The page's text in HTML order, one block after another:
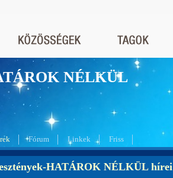
NÉLKÜL
Fórum Linkek Friss
HATÁROK NÉLKÜL hírei